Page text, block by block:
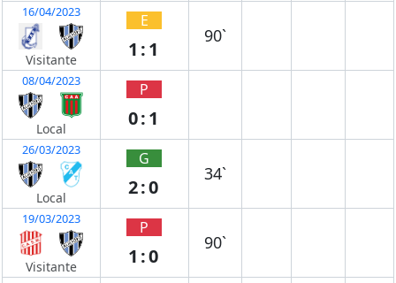
16/04/2023
Visitante
E
1:1
90`
08/04/2023
Local
P
0:1
26/03/2023
Local
G
2:0
34`
19/03/2023
Visitante
P
1:0
90`